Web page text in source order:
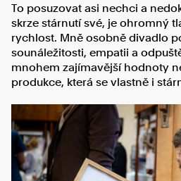
To posuzovat asi nechci a
skrze stárnutí své, je ohromný
rychlost. Mně osobně divadlo
sounáležitosti, empatii a
mnohem zajímavější hodnoty
produkce, která se vlastně i